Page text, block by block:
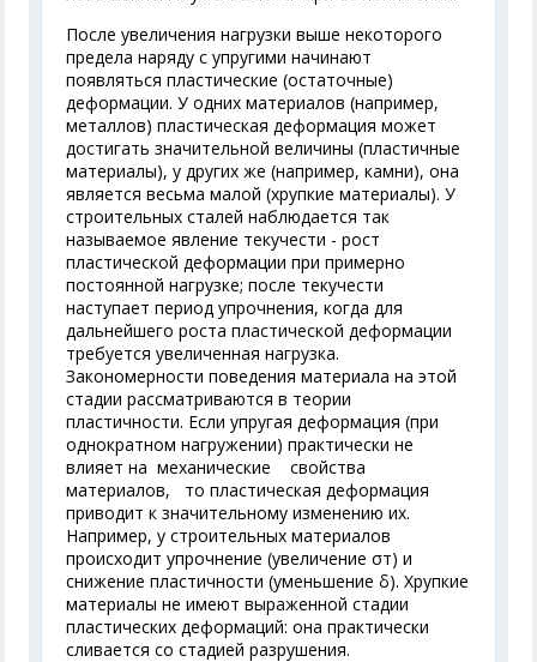
После увеличения нагрузки выше некоторого
предела наряду с упругими начинают
появляться пластические (остаточные)
деформации. У одних материалов (например,
металлов) пластическая деформация может
достигать значительной величины (пластичные
материалы), у других же (например, камни), она
является весьма малой (хрупкие материалы). У
строительных сталей наблюдается так
называемое явление текучести - рост
пластической деформации при примерно
постоянной нагрузке; после текучести
наступает период упрочнения, когда для
дальнейшего роста пластической деформации
требуется увеличенная нагрузка.
Закономерности поведения материала на этой
стадии рассматриваются в теории
пластичности. Если упругая деформация (при
однократном нагружении) практически не
влияет на механические свойства
материалов, то пластическая деформация
приводит к значительному изменению их.
Например, у строительных материалов
происходит упрочнение (увеличение σт) и
снижение пластичности (уменьшение δ). Хрупкие
материалы не имеют выраженной стадии
пластических деформаций: она практически
сливается со стадией разрушения.